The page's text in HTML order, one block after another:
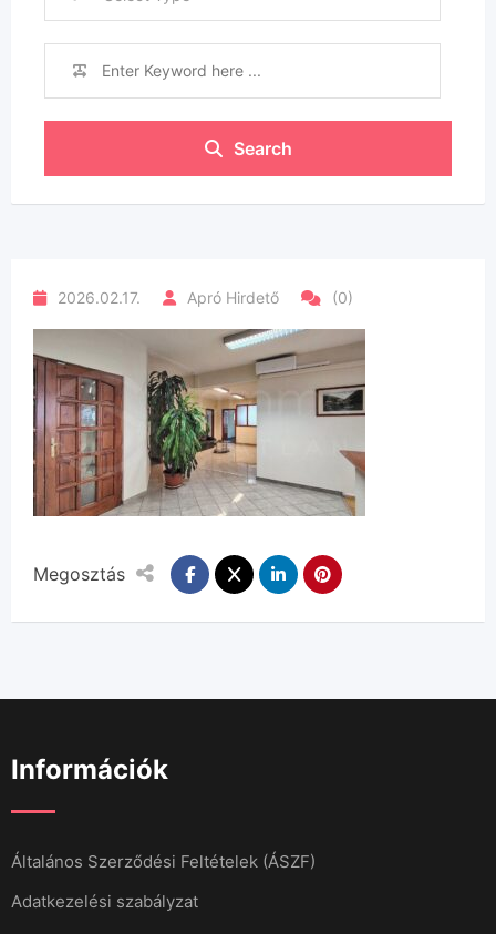
Search
2026.02.17. Apró Hirdető (0)
Megosztás
Információk
Általános Szerződési Feltételek (ÁSZF)
Adatkezelési szabályzat